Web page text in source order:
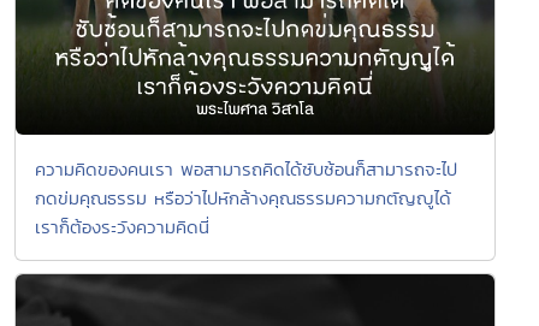
ความคิดของคนเรา พอสามารถคิดได้ซับซ้อนก็สามารถจะไป
กดข่มคุณธรรม หรือว่าไปหักล้างคุณธรรมความกตัญญูได้
เราก็ต้องระวังความคิดนี่